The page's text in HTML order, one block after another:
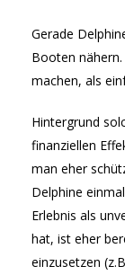
Gerade
Booten
machen, als
Hintergrund
finanziellen
man eher
Delphine
Erlebnis als
hat, ist eher
einzusetzen